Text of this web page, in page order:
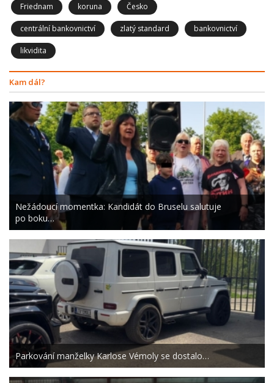
Friednam koruna Česko
centrální bankovnictví zlatý standard bankovnictví
likvidita
Kam dál?
Nežádoucí momentka: Kandidát do Bruselu salutuje
po boku…
Parkování manželky Karlose Vémoly se dostalo…